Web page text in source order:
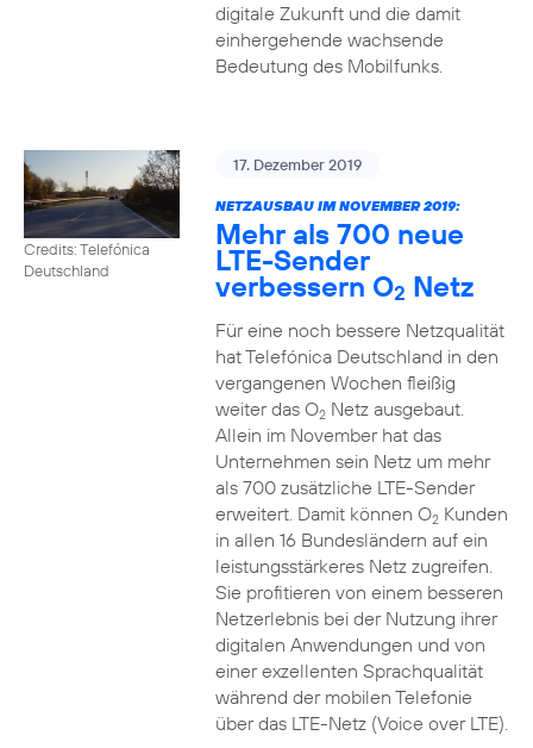
digitale Zukunft und die damit
einhergehende wachsende
Bedeutung des Mobilfunks.
Credits: Telefónica
Deutschland
17. Dezember 2019
NETZAUSBAU IM NOVEMBER 2019:
Mehr als 700 neue
LTE-Sender
verbessern O2 Netz
Für eine noch bessere Netzqualität
hat Telefónica Deutschland in den
vergangenen Wochen fleißig
weiter das O2Netz ausgebaut.
Allein im November hat das
Unternehmen sein Netz um mehr
als 700 zusätzliche LTE-Sender
erweitert. Damit können O2Kunden
in allen 16 Bundesländern auf ein
leistungsstärkeres Netz zugreifen.
Sie profitieren von einem besseren
Netzerlebnis bei der Nutzung ihrer
digitalen Anwendungen und von
einer exzellenten Sprachqualität
während der mobilen Telefonie
über das LTE-Netz (Voice over LTE).